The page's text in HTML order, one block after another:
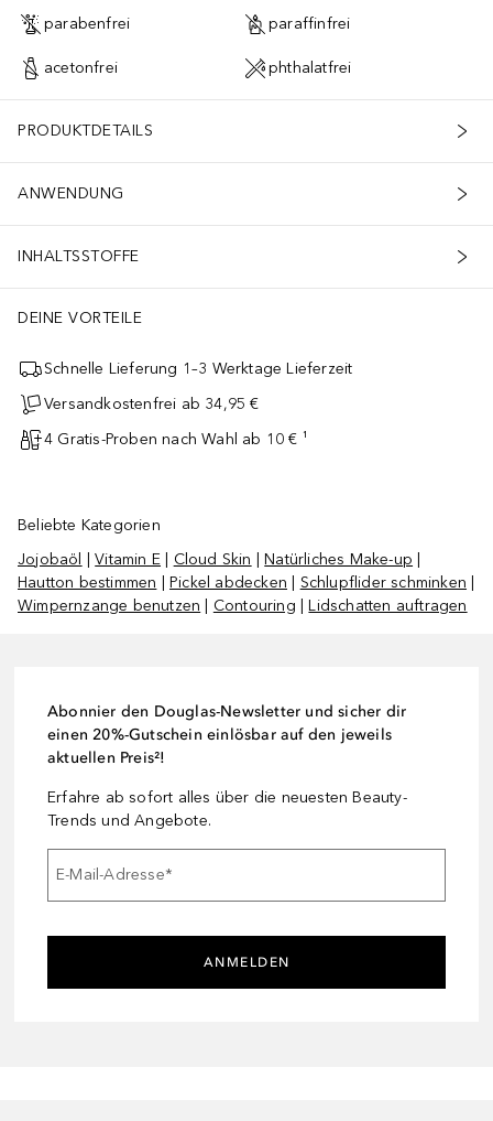
parabenfrei paraffinfrei
acetonfrei phthalatfrei
PRODUKTDETAILS
ANWENDUNG
INHALTSSTOFFE
DEINE VORTEILE
Schnelle Lieferung 1–3 Werktage Lieferzeit
Versandkostenfrei ab 34,95 €
4 Gratis-Proben nach Wahl ab 10 € ¹
Beliebte Kategorien
Jojobaöl
|Vitamin E Cloud Skin |Natürliches Make-up
Hautton bestimmen |Pickel abdecken Schlupflider schminken
Wimpernzange benutzen
Contouring |Lidschatten auftragen
Abonnier den Douglas-Newsletter und sicher dir
einen 20%-Gutschein einlösbar auf den jeweils
aktuellen Preis²!
Erfahre ab sofort alles über die neuesten Beauty-
Trends und Angebote.
E-Mail-Adresse*
ANMELDEN